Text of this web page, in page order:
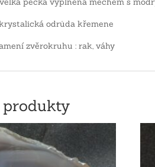
odrůda křemene
zvěrokruhu : rak, váhy